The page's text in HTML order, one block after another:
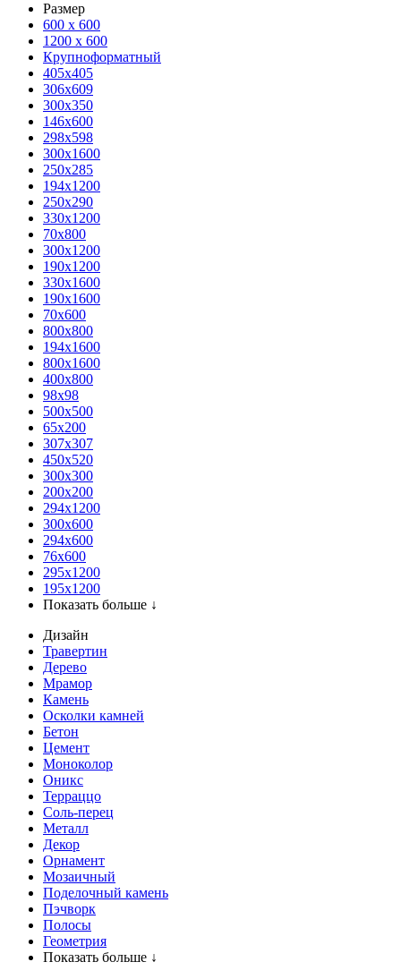
Размер
600 х 600
1200 х 600
Крупноформатный
405x405
306x609
300x350
146x600
298x598
300x1600
250x285
194x1200
250x290
330x1200
70x800
300x1200
190x1200
330x1600
190x1600
70x600
800x800
194x1600
800x1600
400х800
98x98
500x500
65x200
307x307
450x520
300x300
200x200
294x1200
300x600
294x600
76х600
295х1200
195х1200
Показать больше ↓
Дизайн
Травертин
Дерево
Мрамор
Камень
Осколки камней
Бетон
Цемент
Моноколор
Оникс
Терраццо
Соль-перец
Металл
Декор
Орнамент
Мозаичный
Поделочный камень
Пэчворк
Полосы
Геометрия
Показать больше ↓